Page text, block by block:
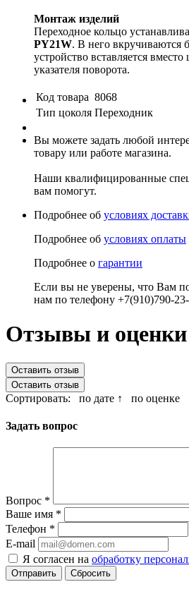
Монтаж изделий
Переходное кольцо
PY21W. В него вкручиваются
устройство вставляется
указателя поворота.
Код товара 8068
Тип цоколя Переходник
Вы можете задать любой
товару или работе магазина.
Наши квалифицированные
вам помогут.
Подробнее об условиях
Подробнее об условиях оплаты
Подробнее о гарантии
Если вы не уверены, что Вам
нам по телефону +7(910)790-
Отзывы и оценки
Оставить отзыв
Оставить отзыв
Сортировать: по дате ↑ по оценке
Задать вопрос
Вопрос *
Ваше имя *
Телефон *
E-mail
Я согласен на обработку
Сбросить